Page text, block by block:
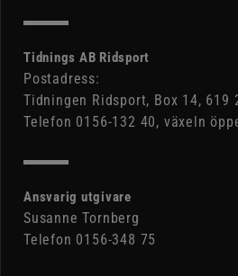
Tidnings AB Ridsport
Postadress:
Tidningen Ridsport, Box 14, 619
Telefon 0156-132 40, växeln
Ansvarig utgivare
Susanne Tornberg
Telefon 0156-348 75